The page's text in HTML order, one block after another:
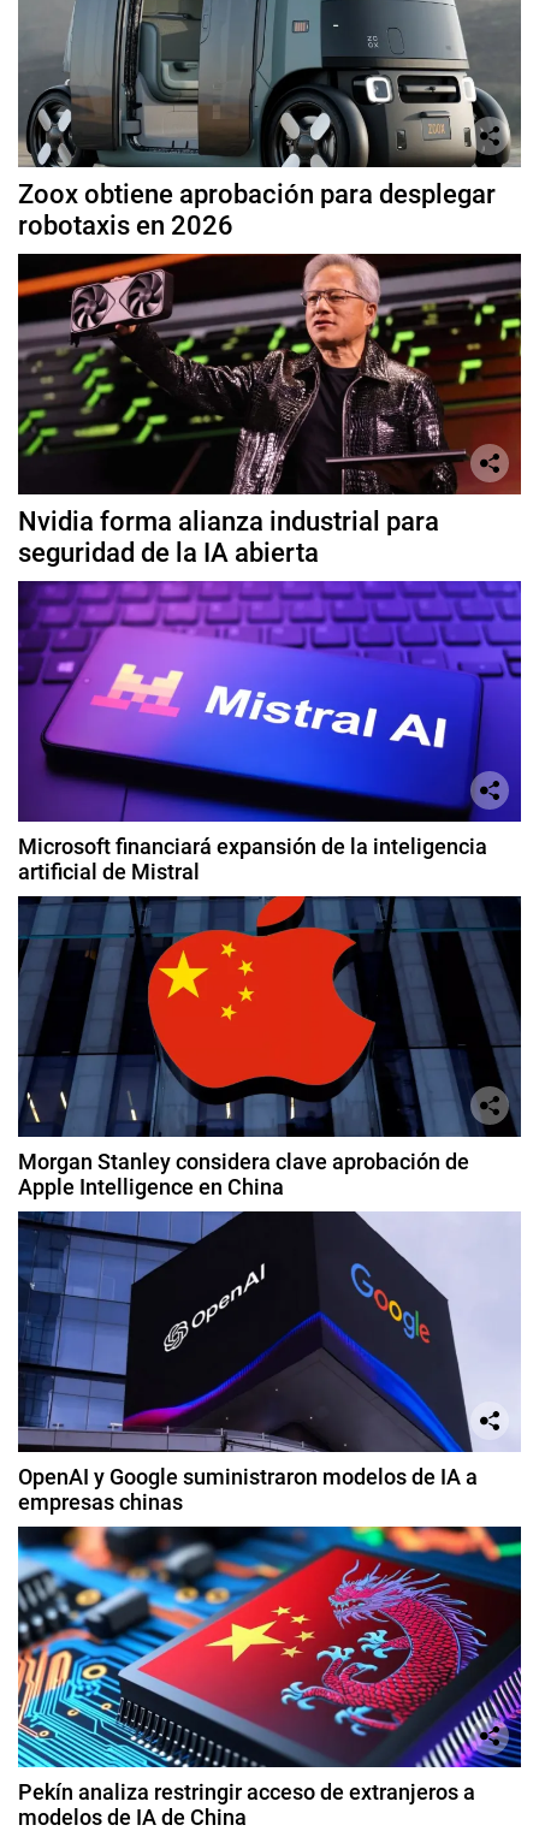
Zoox obtiene aprobación para desplegar
robotaxis en 2026
Nvidia forma alianza industrial para
seguridad de la IA abierta
Microsoft financiará expansión de la inteligencia
artificial de Mistral
Morgan Stanley considera clave aprobación de
Apple Intelligence en China
OpenAI y Google suministraron modelos de IA a
empresas chinas
Pekín analiza restringir acceso de extranjeros a
modelos de IA de China